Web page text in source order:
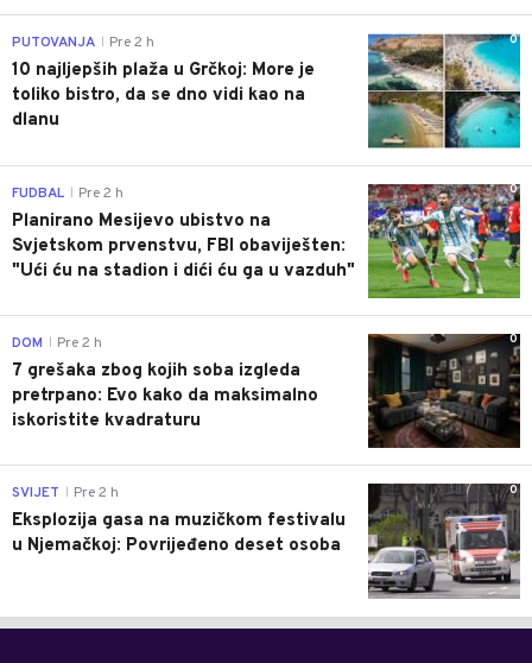
0
PUTOVANJA Pre 2 h
10 najljepših plaža u Grčkoj: More je
toliko bistro, da se dno vidi kao na
dlanu
0
FUDBAL Pre 2 h
Planirano Mesijevo ubistvo na
Svjetskom prvenstvu, FBI obaviješten:
"Ući ću na stadion i dići ću ga u vazduh"
0
DOM Pre 2 h
7 grešaka zbog kojih soba izgleda
pretrpano: Evo kako da maksimalno
iskoristite kvadraturu
0
SVIJET Pre 2 h
Eksplozija gasa na muzičkom festivalu
u Njemačkoj: Povrijeđeno deset osoba